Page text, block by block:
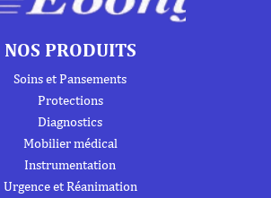
NOS PRODUITS
Soins et Pansements
Protections
Diagnostics
Mobilier médical
Instrumentation
Urgence et Réanimation